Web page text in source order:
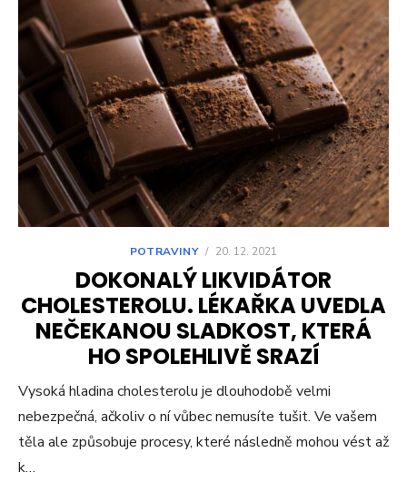
POTRAVINY / 20. 12. 2021
DOKONALÝ LIKVIDÁTOR
CHOLESTEROLU. LÉKAŘKA UVEDLA
NEČEKANOU SLADKOST, KTERÁ
HO SPOLEHLIVĚ SRAZÍ
Vysoká hladina cholesterolu je dlouhodobě velmi
nebezpečná, ačkoliv o ní vůbec nemusíte tušit. Ve vašem
těla ale způsobuje procesy, které následně mohou vést až
k…